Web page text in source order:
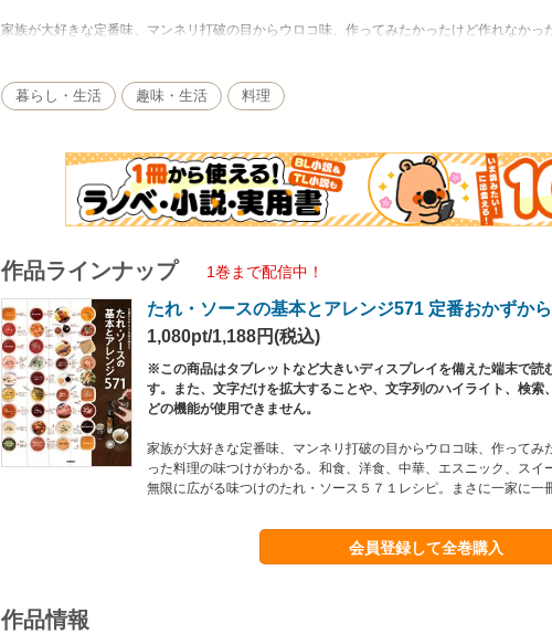
家族が大好きな定番味、マンネリ打破の目からウロコ味、作ってみたかったけど作れなか
暮らし・生活 趣味・生活 料理
作品ラインナップ 1巻まで配信中！
たれ・ソースの基本とアレンジ571 定番おかずか
1,080pt/1,188円(税込)
※この商品はタブレットなど大きいディスプレイを備えた端末で読
す。また、文字だけを拡大することや、文字列のハイライト、検索
どの機能が使用できません。
家族が大好きな定番味、マンネリ打破の目からウロコ味、作ってみ
った料理の味つけがわかる。和食、洋食、中華、エスニック、スイ
無限に広がる味つけのたれ・ソース５７１レシピ。まさに一家に一
会員登録して全巻購入
作品情報